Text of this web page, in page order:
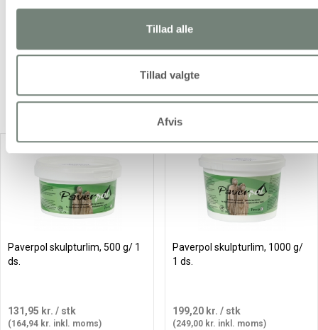
Tillad alle
Tillad valgte
Afvis
skulpturlim og pulverfarver.
Populære produkter i
"Skulpturlim og pulverfarve"
Paverpol skulpturlim, 500 g/ 1
ds.
131,95 kr. / stk
(164,94 kr. inkl. moms)
Paverpol skulpturlim, 1000 g/
1 ds.
199,20 kr. / stk
(249,00 kr. inkl. moms)